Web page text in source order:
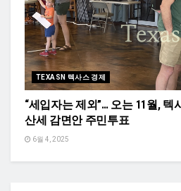
TEXASN 텍사스 경제
“세입자는 제외”… 오는 11월, 텍
산세 감면안 주민투표
6월 4, 2025